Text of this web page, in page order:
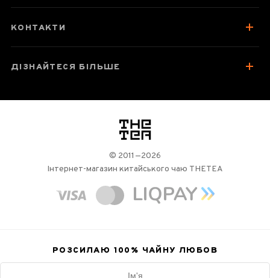
Зберігання та упаковка
Колекція Габа
Відгуки чаєманів
КОНТАКТИ
ДІЗНАЙТЕСЯ БІЛЬШЕ
логотип
© 2011—2026
Інтернет-магазин китайського чаю THETEA
РОЗСИЛАЮ 100% ЧАЙНУ ЛЮБОВ